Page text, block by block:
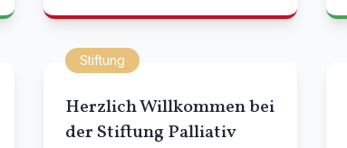
Stiftung
Herzlich Willkommen bei
der Stiftung Palliativ